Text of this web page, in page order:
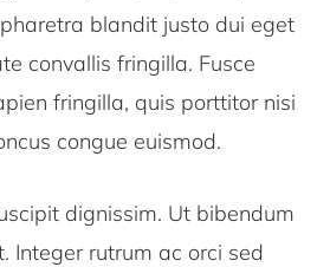
blandit justo dui eget
convallis fringilla. Fusce
fringilla, quis porttitor nisi
congue euismod.
dignissim. Ut bibendum
Integer rutrum ac orci sed